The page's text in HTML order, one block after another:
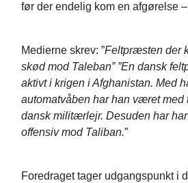
før der endelig kom en afgørelse
Medierne skrev: ”Feltpræsten der
skød mod Taleban” ”En dansk
aktivt i krigen i Afghanistan. Med
automatvåben har han været med
dansk militærlejr. Desuden har
offensiv mod Taliban.”
Foredraget tager udgangspunkt i